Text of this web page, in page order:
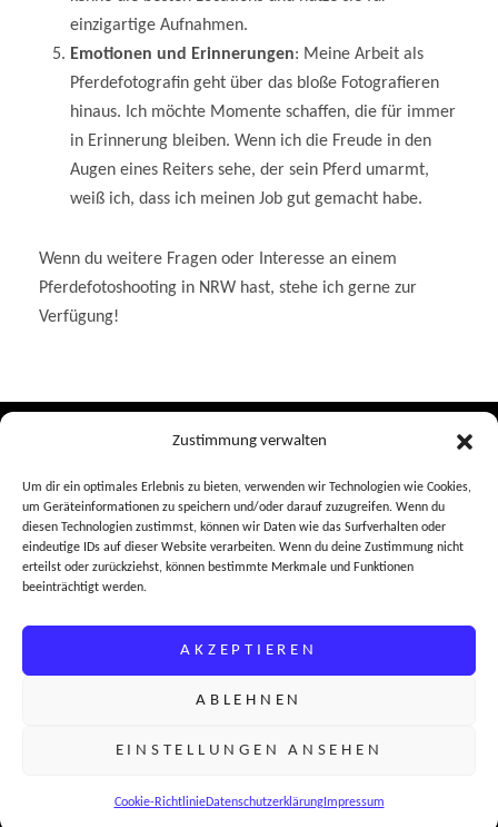
Zustimmung verwalten
Um dir ein optimales Erlebnis zu bieten, verwenden wir Technologien wie Cookies,
um Geräteinformationen zu speichern und/oder darauf zuzugreifen. Wenn du
diesen Technologien zustimmst, können wir Daten wie das Surfverhalten oder
eindeutige IDs auf dieser Website verarbeiten. Wenn du deine Zustimmung nicht
erteilst oder zurückziehst, können bestimmte Merkmale und Funktionen
beeinträchtigt werden.
AKZEPTIEREN
ABLEHNEN
EINSTELLUNGEN ANSEHEN
Cookie-RichtlinieDatenschutzerklärungImpressum
einzigartige Aufnahmen.
Emotionen und Erinnerungen: Meine Arbeit als
Pferdefotografin geht über das bloße Fotografieren
hinaus. Ich möchte Momente schaffen, die für immer
in Erinnerung bleiben. Wenn ich die Freude in den
Augen eines Reiters sehe, der sein Pferd umarmt,
weiß ich, dass ich meinen Job gut gemacht habe.
Wenn du weitere Fragen oder Interesse an einem
Pferdefotoshooting in NRW hast, stehe ich gerne zur
Verfügung!
Datenschutz
FAQ
PFERDEFOTOGRAFIE . ALL RIGHTS RESERVED.